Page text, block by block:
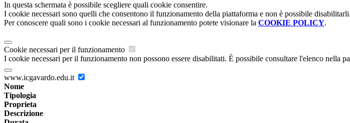
In questa schermata è possibile scegliere quali cookie consentire.
I cookie necessari sono quelli che consentono il funzionamento della piattaforma e non è possibile disabilitarli.
Per conoscere quali sono i cookie necessari al funzionamento potete visionare la COOKIE POLICY.
Cookie necessari per il funzionamento
I cookie necessari per il funzionamento non possono essere disabilitati. È possibile consultare l'elenco nella
www.icgavardo.edu.it
Nome
Tipologia
Proprieta
Descrizione